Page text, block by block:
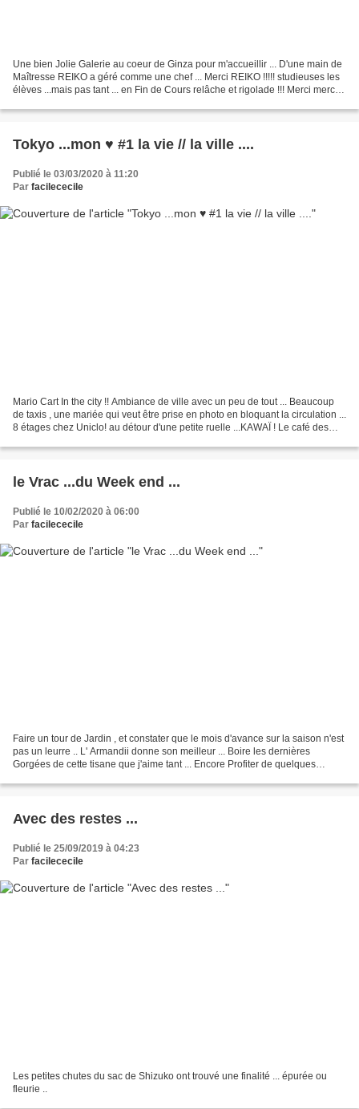
Une bien Jolie Galerie au coeur de Ginza pour m'accueillir ... D'une main de
Maîtresse REIKO a géré comme une chef ... Merci REIKO !!!!! studieuses les
élèves ...mais pas tant ... en Fin de Cours relâche et rigolade !!! Merci merci
Tokyo ...mon ♥ #1 la vie // la ville ....
Publié le 03/03/2020 à 11:20
Par facilececile
Mario Cart In the city !! Ambiance de ville avec un peu de tout ... Beaucoup
de taxis , une mariée qui veut être prise en photo en bloquant la circulation ...
8 étages chez Uniclo! au détour d'une petite ruelle ...KAWAÏ ! Le café des
le Vrac ...du Week end ...
Publié le 10/02/2020 à 06:00
Par facilececile
Faire un tour de Jardin , et constater que le mois d'avance sur la saison n'est
pas un leurre .. L' Armandii donne son meilleur ... Boire les dernières
Gorgées de cette tisane que j'aime tant ... Encore Profiter de quelques
Avec des restes ...
Publié le 25/09/2019 à 04:23
Par facilececile
Les petites chutes du sac de Shizuko ont trouvé une finalité ... épurée ou
fleurie ..